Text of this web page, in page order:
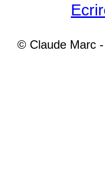
© Claude Marc